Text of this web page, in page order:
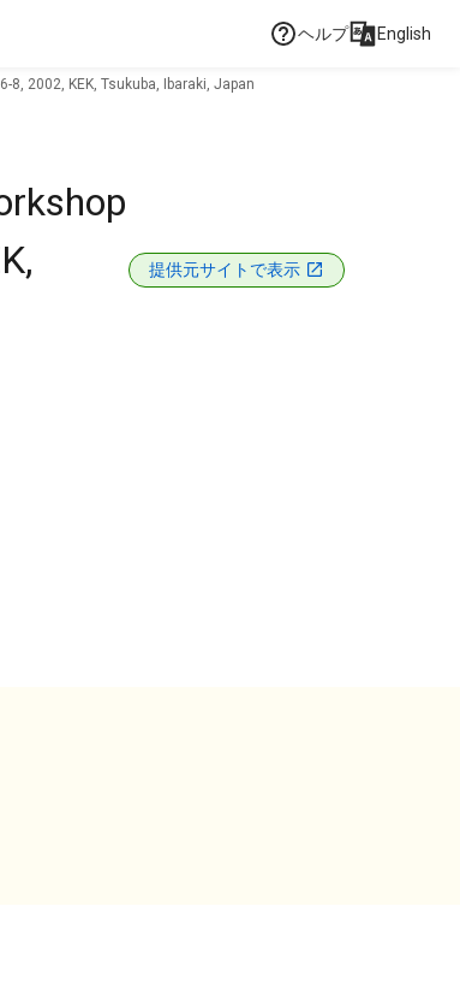
ヘルプ English
2002, KEK, Tsukuba, Ibaraki, Japan
提供元サイトで表示